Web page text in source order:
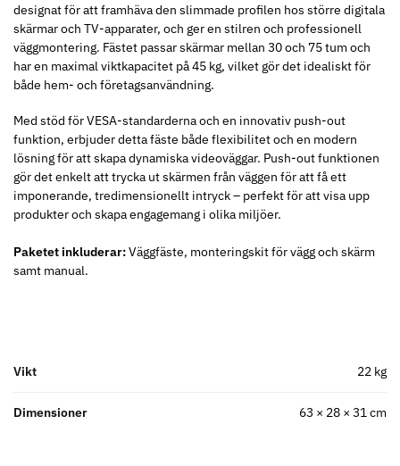
designat för att framhäva den slimmade profilen hos större digitala
skärmar och TV-apparater, och ger en stilren och professionell
väggmontering. Fästet passar skärmar mellan 30 och 75 tum och
har en maximal viktkapacitet på 45 kg, vilket gör det idealiskt för
både hem- och företagsanvändning.
Med stöd för VESA-standarderna och en innovativ push-out
funktion, erbjuder detta fäste både flexibilitet och en modern
lösning för att skapa dynamiska videoväggar. Push-out funktionen
gör det enkelt att trycka ut skärmen från väggen för att få ett
imponerande, tredimensionellt intryck – perfekt för att visa upp
produkter och skapa engagemang i olika miljöer.
Paketet inkluderar:Väggfäste, monteringskit för vägg och skärm
samt manual.
Vikt 22 kg
Dimensioner 63 × 28 × 31 cm